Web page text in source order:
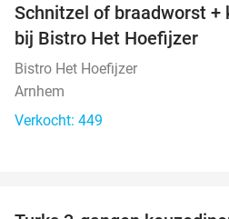
Schnitzel of braadworst
bij Bistro Het Hoefijzer
Bistro Het Hoefijzer
Arnhem
Verkocht: 449